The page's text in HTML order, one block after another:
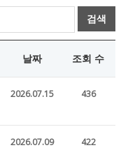
검색
날짜 조회 수
2026.07.15 436
2026.07.09 422